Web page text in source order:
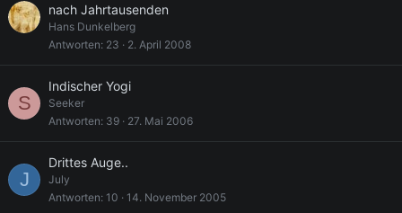
nach Jahrtausenden
Hans Dunkelberg
Antworten 23 2. April 2008
S
Indischer Yogi
Seeker
Antworten 39 27. Mai 2006
J
Drittes Auge..
July
Antworten 10 14. November 2005